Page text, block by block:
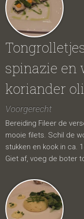
spinazie en
koriander
Voorgerecht
Bereiding Fileer de
mooie filets. Schil de
stukken en kook in ca.
Giet af, voeg de boter